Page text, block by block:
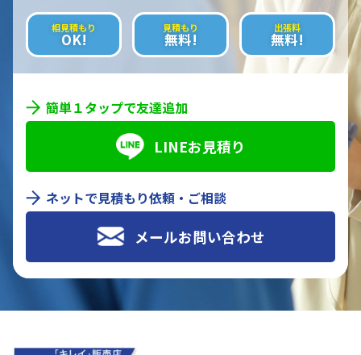
相見積もり
OK!
見積もり
無料!
出張料
無料!
簡単１タップで友達追加
LINEお見積り
ネットで見積もり依頼・ご相談
メールお問い合わせ